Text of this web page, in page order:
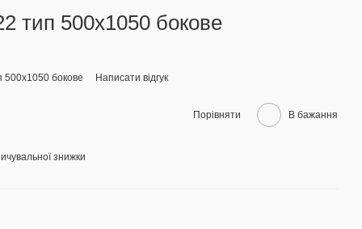
тип 500х1050 бокове
500х1050 бокове Написати відгук
Порівняти В бажання
знижки